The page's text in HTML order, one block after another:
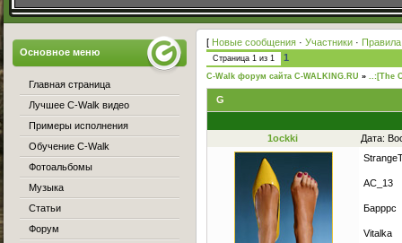
[ Новые сообщения · Участники ·
Страница 1 из 1 1
C-Walk форум сайта C-WALKING.RU » ..:[The
G
1ockki Дата:
AC_13
Бapppc
Vitalka
Основное меню
Главная страница
Лучшее C-Walk видео
Примеры исполнения
Обучение C-Walk
Фотоальбомы
Музыка
Статьи
Форум